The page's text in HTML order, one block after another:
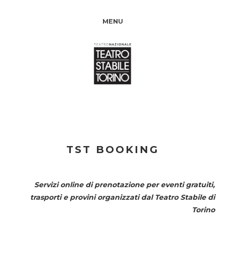
MENU
TST BOOKING
Servizi online di prenotazione per eventi gratuiti,
trasporti e provini organizzati dal Teatro Stabile di
Torino